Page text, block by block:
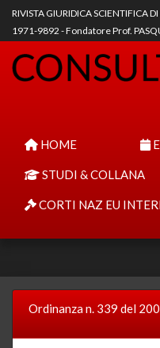
RIVISTA GIURIDICA SCIENTIFICA DI
1971-9892 - Fondatore Prof.
HOME
STUDI & COLLANA
CORTI NAZ EU
Ordinanza n. 339 del